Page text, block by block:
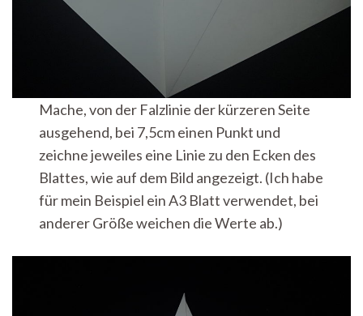
Mache, von der Falzlinie der kürzeren Seite
ausgehend, bei 7,5cm einen Punkt und
zeichne jeweiles eine Linie zu den Ecken des
Blattes, wie auf dem Bild angezeigt. (Ich habe
für mein Beispiel ein A3 Blatt verwendet, bei
anderer Größe weichen die Werte ab.)